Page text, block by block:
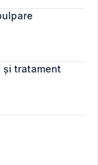
și tratament